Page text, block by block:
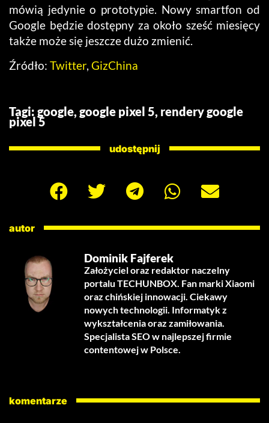
mówią jedynie o prototypie. Nowy smartfon od
Google będzie dostępny za około sześć miesięcy
także może się jeszcze dużo zmienić.
Źródło: Twitter, GizChina
Tagi: google, google pixel 5, rendery google
pixel 5
udostępnij
autor
Dominik Fajferek
Założyciel oraz redaktor naczelny
portalu TECHUNBOX. Fan marki Xiaomi
oraz chińskiej innowacji. Ciekawy
nowych technologii. Informatyk z
wykształcenia oraz zamiłowania.
Specjalista SEO w najlepszej firmie
contentowej w Polsce.
komentarze